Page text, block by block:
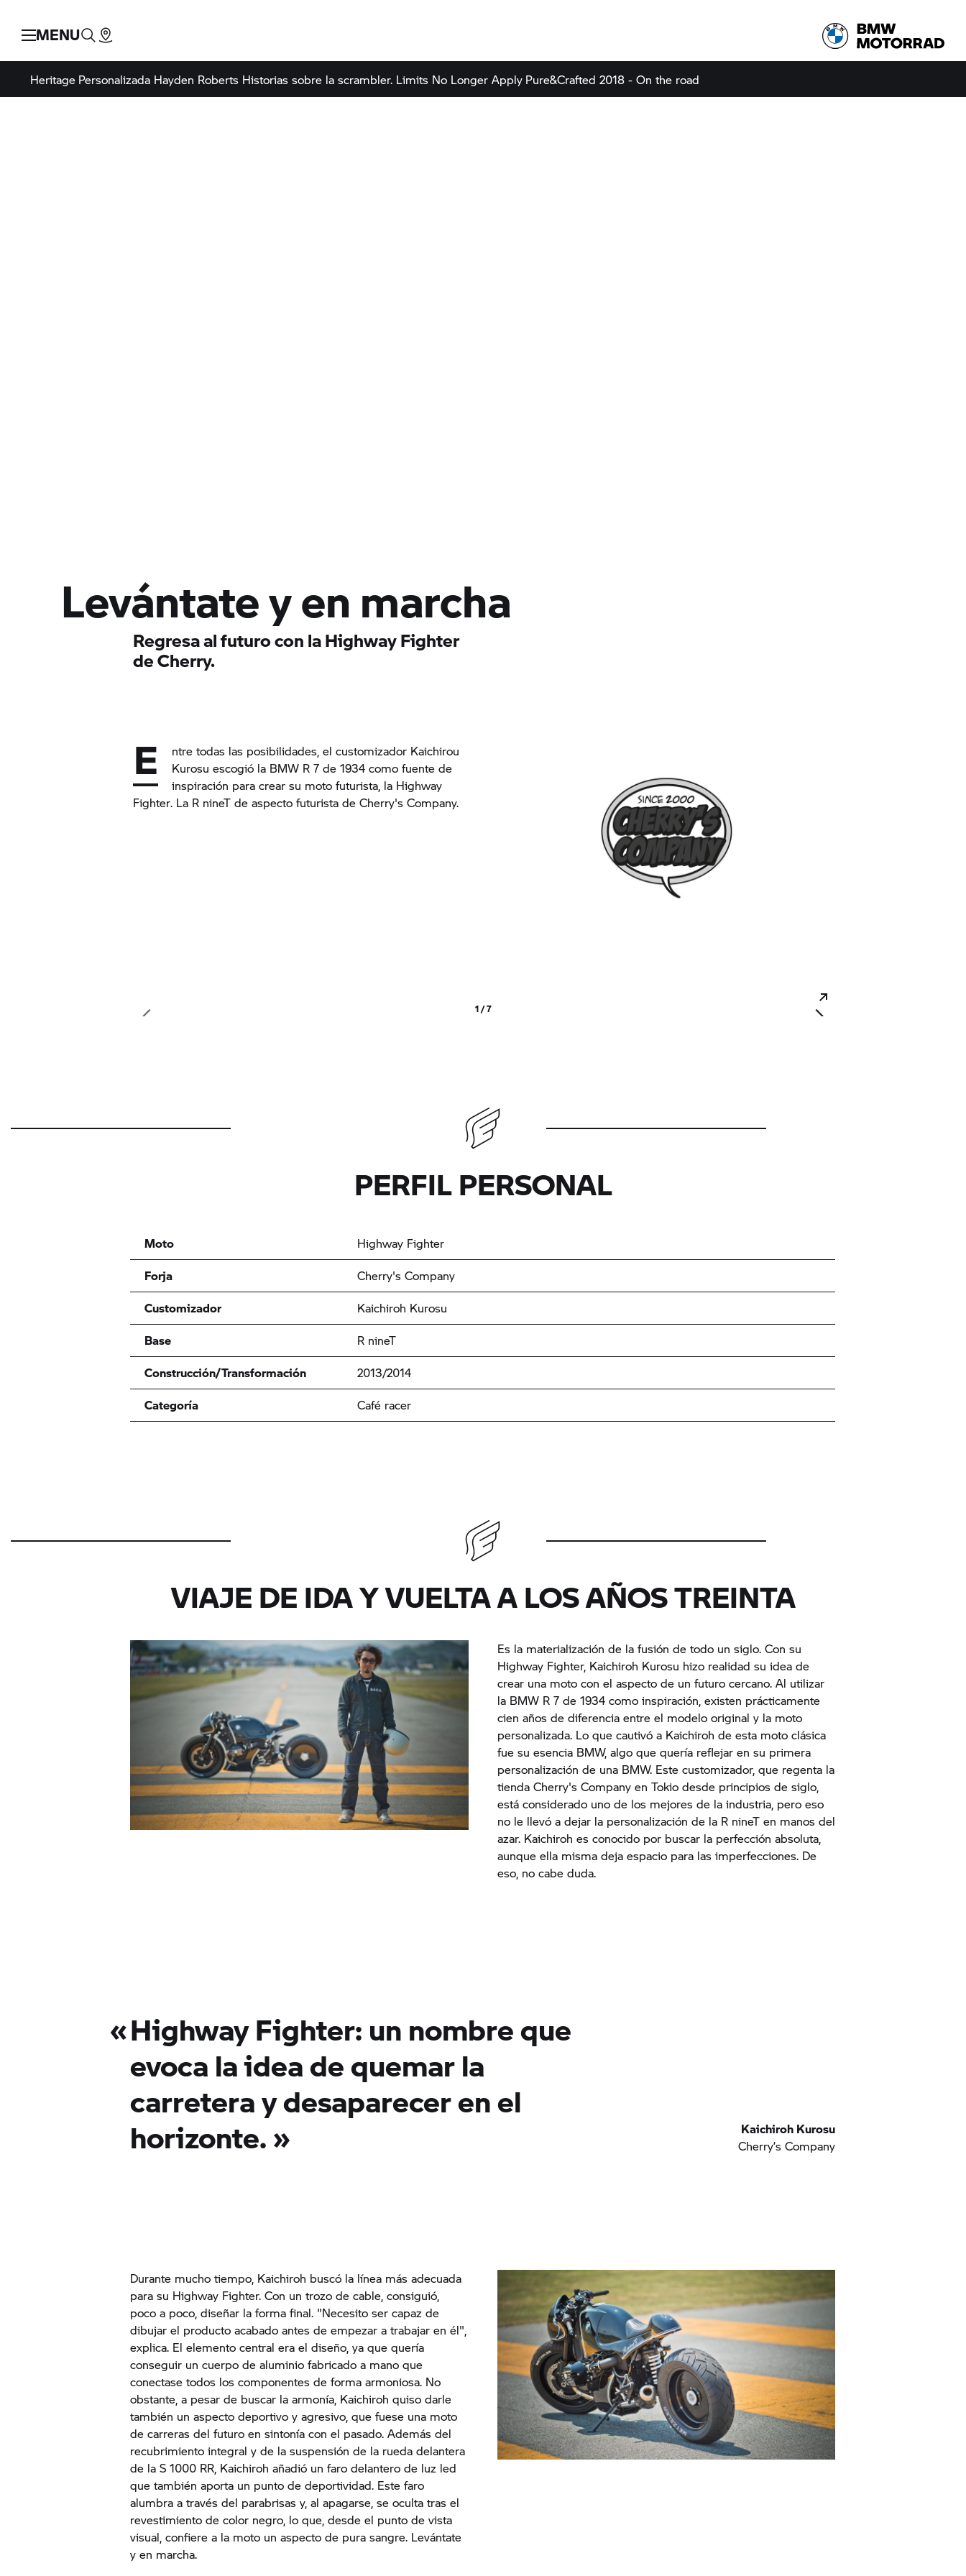
MENU
Heritage Personalizada Hayden Roberts Historias sobre la scrambler. Limits No Longer Apply Pure&Crafted 2018 - On the road
Levántate y en marcha
Regresa al futuro con la Highway Fighter
de Cherry.
E
ntre todas las posibilidades, el customizador Kaichirou
Kurosu escogió la BMW R 7 de 1934 como fuente de
inspiración para crear su moto futurista, la Highway
Fighter. La R nineT de aspecto futurista de Cherry's Company.
1 / 7
PERFIL PERSONAL
Moto
Highway Fighter
Forja
Cherry's Company
Customizador
Kaichiroh Kurosu
Base
R nineT
Construcción/Transformación
2013/2014
Categoría
Café racer
VIAJE DE IDA Y VUELTA A LOS AÑOS TREINTA
Es la materialización de la fusión de todo un siglo. Con su
Highway Fighter, Kaichiroh Kurosu hizo realidad su idea de
crear una moto con el aspecto de un futuro cercano. Al utilizar
la BMW R 7 de 1934 como inspiración, existen prácticamente
cien años de diferencia entre el modelo original y la moto
personalizada. Lo que cautivó a Kaichiroh de esta moto clásica
fue su esencia BMW, algo que quería reflejar en su primera
personalización de una BMW. Este customizador, que regenta la
tienda Cherry's Company en Tokio desde principios de siglo,
está considerado uno de los mejores de la industria, pero eso
no le llevó a dejar la personalización de la R nineTen manos del
azar. Kaichiroh es conocido por buscar la perfección absoluta,
aunque ella misma deja espacio para las imperfecciones. De
eso, no cabe duda.
«Highway Fighter: un nombre que
evoca la idea de quemar la
carretera y desaparecer en el
horizonte. »
Kaichiroh Kurosu
Cherry’s Company
Durante mucho tiempo, Kaichiroh buscó la línea más adecuada
para su Highway Fighter. Con un trozo de cable, consiguió,
poco a poco, diseñar la forma final. "Necesito ser capaz de
dibujar el producto acabado antes de empezar a trabajar en él",
explica. El elemento central era el diseño, ya que quería
conseguir un cuerpo de aluminio fabricado a mano que
conectase todos los componentes de forma armoniosa. No
obstante, a pesar de buscar la armonía, Kaichiroh quiso darle
también un aspecto deportivo y agresivo, que fuese una moto
de carreras del futuro en sintonía con el pasado. Además del
recubrimiento integral y de la suspensión de la rueda delantera
de laS 1000 RR, Kaichiroh añadió un faro delantero de luz led
que también aporta un punto de deportividad. Este faro
alumbra a través del parabrisas y, al apagarse, se oculta tras el
revestimiento de color negro, lo que, desde el punto de vista
visual, confiere a la moto un aspecto de pura sangre. Levántate
y en marcha.